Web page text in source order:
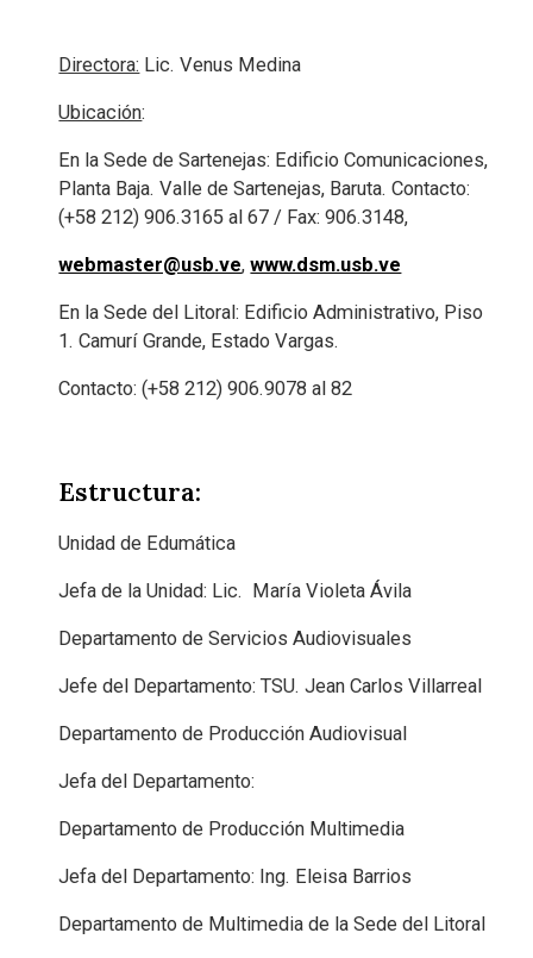
Directora: Lic. Venus Medina
Ubicación:
En la Sede de Sartenejas: Edificio Comunicaciones,
Planta Baja. Valle de Sartenejas, Baruta. Contacto:
(+58 212) 906.3165 al 67 / Fax: 906.3148,
webmaster@usb.ve,www.dsm.usb.ve
En la Sede del Litoral: Edificio Administrativo, Piso
1. Camurí Grande, Estado Vargas.
Contacto: (+58 212) 906.9078 al 82
Estructura:
Unidad de Edumática
Jefa de la Unidad: Lic. María Violeta Ávila
Departamento de Servicios Audiovisuales
Jefe del Departamento: TSU. Jean Carlos Villarreal
Departamento de Producción Audiovisual
Jefa del Departamento:
Departamento de Producción Multimedia
Jefa del Departamento: Ing. Eleisa Barrios
Departamento de Multimedia de la Sede del Litoral